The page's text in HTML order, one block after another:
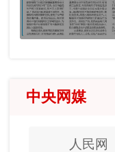
中央网媒
人民网